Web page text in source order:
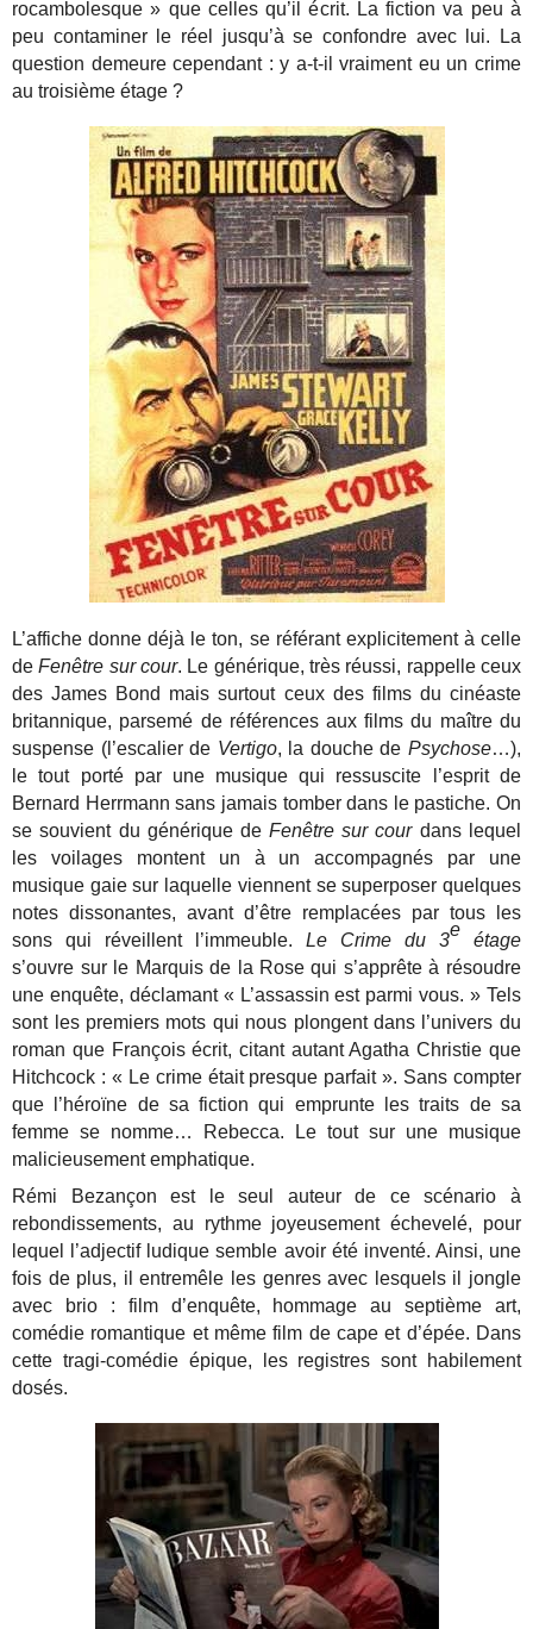
rocambolesque » que celles qu’il écrit. La fiction va peu à
peu contaminer le réel jusqu’à se confondre avec lui. La
question demeure cependant : y a-t-il vraiment eu un crime
au troisième étage ?
L’affiche donne déjà le ton, se référant explicitement à celle
deFenêtre sur cour. Le générique, très réussi, rappelle ceux
des James Bond mais surtout ceux des films du cinéaste
britannique, parsemé de références aux films du maître du
suspense (l’escalier de Vertigo, la douche de Psychose…),
le tout porté par une musique qui ressuscite l’esprit de
Bernard Herrmann sans jamais tomber dans le pastiche. On
se souvient du générique deFenêtre sur courdans lequel
les voilages montent un à un accompagnés par une
musique gaie sur laquelle viennent se superposer quelques
notes dissonantes, avant d’être remplacées par tous les
sons qui réveillent l’immeuble. Le Crime du 3e étage
s’ouvre sur le Marquis de la Rose qui s’apprête à résoudre
une enquête, déclamant « L’assassin est parmi vous. » Tels
sont les premiers mots qui nous plongent dans l’univers du
roman que François écrit, citant autant Agatha Christie que
Hitchcock : « Le crime était presque parfait ». Sans compter
que l’héroïne de sa fiction qui emprunte les traits de sa
femme se nomme… Rebecca. Le tout sur une musique
malicieusement emphatique.
Rémi Bezançon est le seul auteur de ce scénario à
rebondissements, au rythme joyeusement échevelé, pour
lequel l’adjectif ludique semble avoir été inventé. Ainsi, une
fois de plus, il entremêle les genres avec lesquels il jongle
avec brio : film d’enquête, hommage au septième art,
comédie romantique et même film de cape et d’épée. Dans
cette tragi-comédie épique, les registres sont habilement
dosés.